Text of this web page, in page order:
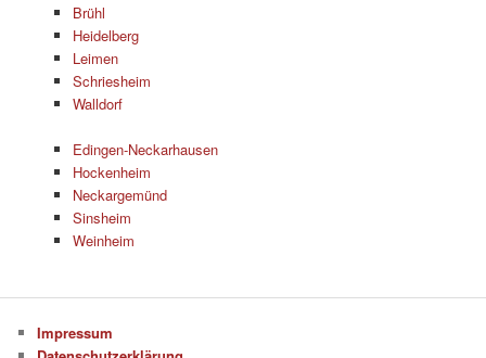
Brühl
Heidelberg
Leimen
Schriesheim
Walldorf
Edingen-Neckarhausen
Hockenheim
Neckargemünd
Sinsheim
Weinheim
Impressum